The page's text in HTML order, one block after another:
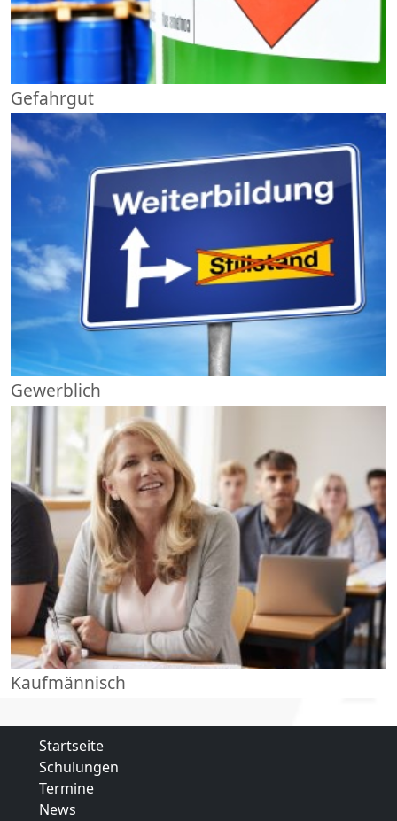
Gefahrgut
Gewerblich
Kaufmännisch
Startseite
Schulungen
Termine
News